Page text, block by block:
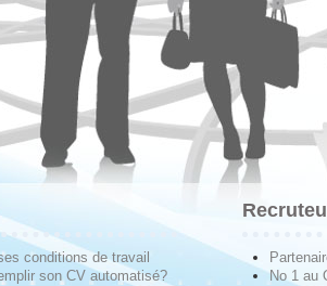
conditions de travail
son CV automatisé?
No 1 au